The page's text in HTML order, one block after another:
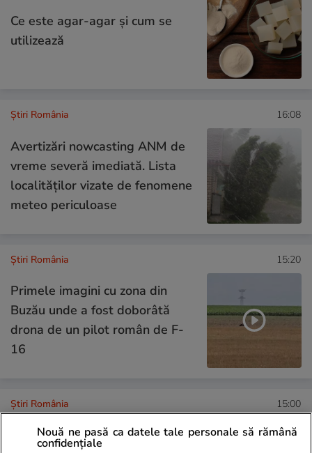
Ce este agar-agar și cum se
utilizează
Știri România 16:08
Avertizări nowcasting ANM de
vreme severă imediată. Lista
localităților vizate de fenomene
meteo periculoase
Știri România 15:20
Primele imagini cu zona din
Buzău unde a fost doborâtă
drona de un pilot român de F-
16
Știri România 15:00
George Simion, obligat să
achite daune morale pentru un
Nouă ne pasă ca datele tale personale să rămână
confidențiale